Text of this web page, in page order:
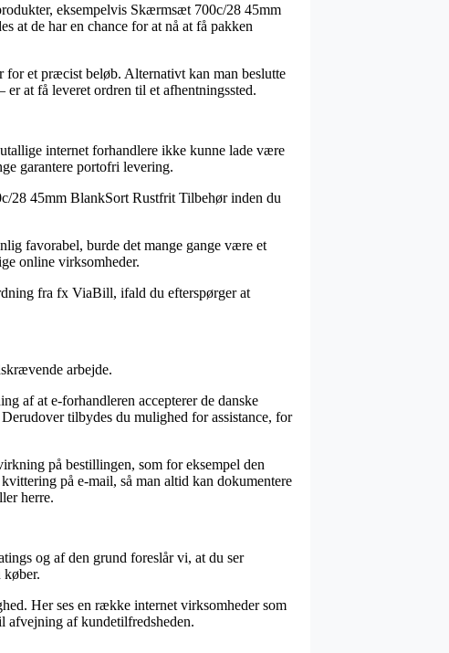
eksempelvis Skærmsæt 700c/28 45mm
at de har en chance for at nå at få pakken
for et præcist beløb. Alternativt kan man beslutte
at få leveret ordren til et afhentningssted.
internet forhandlere ikke kunne lade være
garantere portofri levering.
28 45mm BlankSort Rustfrit Tilbehør inden du
favorabel, burde det mange gange være et
online virksomheder.
fra fx ViaBill, ifald du efterspørger at
arbejde.
af at e-forhandleren accepterer de danske
tilbydes du mulighed for assistance, for
på bestillingen, som for eksempel den
på e-mail, så man altid kan dokumentere
herre.
og af den grund foreslår vi, at du ser
Her ses en række internet virksomheder som
afvejning af kundetilfredsheden.